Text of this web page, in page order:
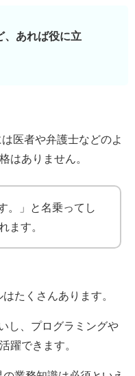
、あれば役に立
医者や弁護士などのよ
はありません。
。」と名乗ってし
ます。
たくさんあります。
し、プログラミングや
躍できます。